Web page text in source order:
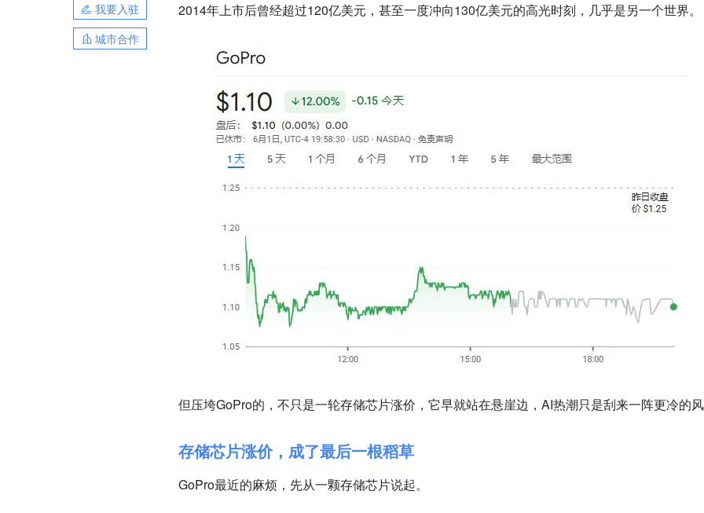
我要入驻
城市合作
2014年上市后曾经超过120亿美元，甚至一度冲向130亿美元的高光时刻，几乎是另一个世界。
但压垮GoPro的，不只是一轮存储芯片涨价，它早就站在悬崖边，AI热潮只是刮来一阵更冷的
存储芯片涨价，成了最后一根稻草
GoPro最近的麻烦，先从一颗存储芯片说起。